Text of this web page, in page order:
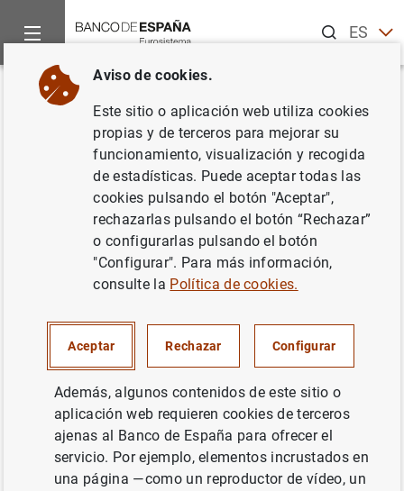
ESEN
Inicio Noticias y eventos
Volver
El Euribor sube en septiembre al
2,377%
SITUACIÓN ECONÓMICA
El Euribor sube en septiembre al 2,377%
(103KB)
Aviso de cookies.
Este sitio o aplicación web utiliza cookies
propias y de terceros para mejorar su
funcionamiento, visualización y recogida
de estadísticas. Puede aceptar todas las
cookies pulsando el botón "Aceptar",
rechazarlas pulsando el botón “Rechazar”
o configurarlas pulsando el botón
"Configurar". Para más información,
consulte la Política de cookies.
Aceptar Rechazar Configurar
Además, algunos contenidos de este sitio o
aplicación web requieren cookies de terceros
ajenas al Banco de España para ofrecer el
servicio. Por ejemplo, elementos incrustados en
una página —como un reproductor de vídeo, un